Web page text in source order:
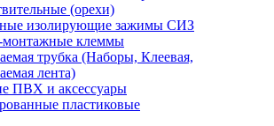
(орехи)
изолирующие зажимы СИЗ
монтажные клеммы
трубка (Наборы, Клеевая,
лента)
ПВХ и аксессуары
пластиковые